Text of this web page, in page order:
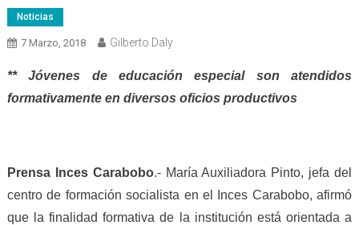
Noticias
7 Marzo, 2018 Gilberto Daly
** Jóvenes de educación especial son atendidos
formativamente en diversos oficios productivos
Prensa Inces Carabobo.- María Auxiliadora Pinto, jefa del
centro de formación socialista en el Inces Carabobo, afirmó
que la finalidad formativa de la institución está orientada a